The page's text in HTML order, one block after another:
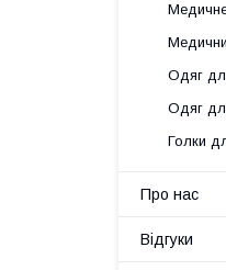
Одяг
Одяг
Голки
Про нас
Відгуки